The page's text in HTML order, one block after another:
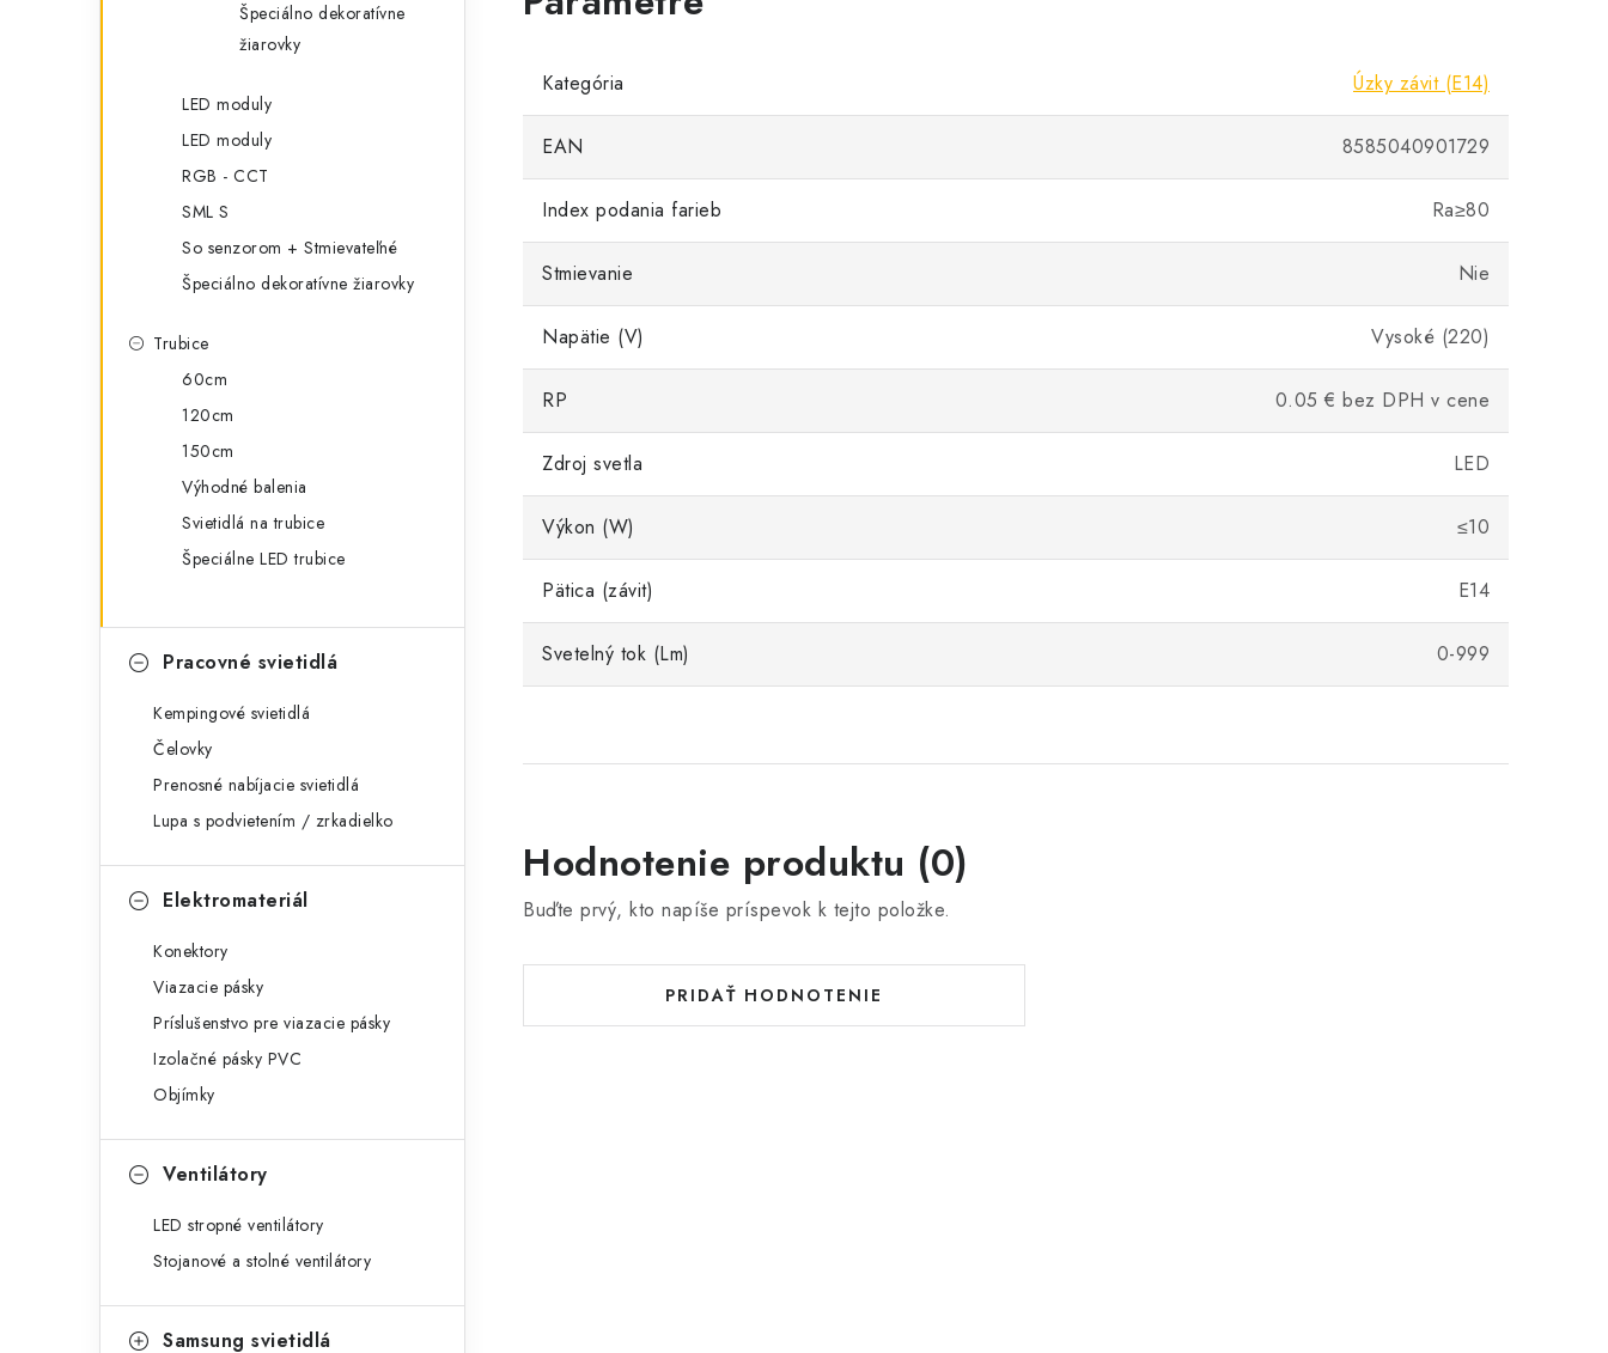
Špeciálno dekoratívne
žiarovky
LED moduly
LED moduly
RGB - CCT
SML S
So senzorom + Stmievateľné
Špeciálno dekoratívne žiarovky
Trubice
60cm
120cm
150cm
Výhodné balenia
Svietidlá na trubice
Špeciálne LED trubice
Pracovné svietidlá
Kempingové svietidlá
Čelovky
Prenosné nabíjacie svietidlá
Lupa s podvietením / zrkadielko
Elektromateriál
Konektory
Viazacie pásky
Príslušenstvo pre viazacie pásky
Izolačné pásky PVC
Objímky
Ventilátory
LED stropné ventilátory
Stojanové a stolné ventilátory
Samsung svietidlá
Kategória Úzky závit (E14)
EAN 8585040901729
Index podania farieb Ra≥80
Stmievanie Nie
Napätie (V) Vysoké (220)
RP 0.05 € bez DPH v cene
Zdroj svetla LED
Výkon (W) ≤10
Pätica (závit) E14
Svetelný tok (Lm) 0-999
Hodnotenie produktu (0)
Buďte prvý, kto napíše príspevok k tejto položke.
PRIDAŤ HODNOTENIE